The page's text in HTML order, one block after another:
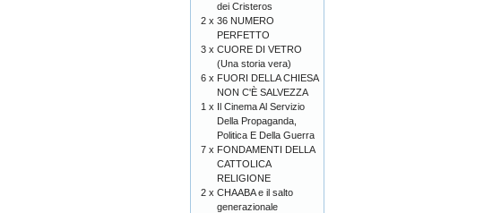
dei Cristeros
2 x 36 NUMERO
PERFETTO
3 x CUORE DI VETRO
(Una storia vera)
6 x FUORI DELLA CHIESA
NON C'È SALVEZZA
1 x Il Cinema Al Servizio
Della Propaganda,
Politica E Della Guerra
7 x FONDAMENTI DELLA
CATTOLICA
RELIGIONE
2 x CHAABA e il salto
generazionale